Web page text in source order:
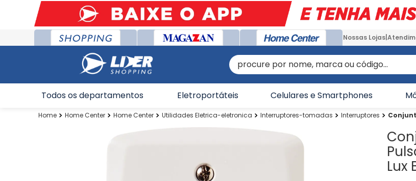
Nossas Lojas
procure por nome, marca ou código...
Todos os departamentos Eletroportáteis Celulares e Smartphones
Home Center Home Center Utilidades Eletrica-eletronica Interruptores-tomadas Interruptores
Lux